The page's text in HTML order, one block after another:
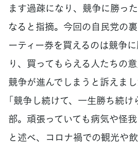
ます過疎になり、競争に勝っ
なると指摘。今回の自民党の
ーティー券を買えるのは競争
り、買ってもらえる人たちの
競争が進んでしまうと訴えまし
「競争し続けて、一生勝ち続
部。頑張っていても病気や怪
と述べ、コロナ禍での観光や